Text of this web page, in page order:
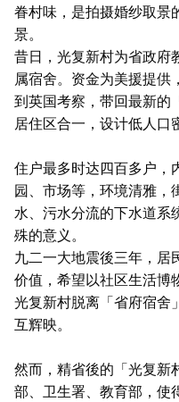
眷村味，是拍摄婚纱取景
景。
昔日，光复新村为省政府
属宿舍。资金为美援提
到英国考察，带回最新的
居住区合一，设计低人口
住户最多时达四百多户，
园、市场等，环境清雅，
水、污水分流的下水道系
殊的意义。
九二一大地震後三年，居
价值，希望以社区生活博
光复新村脱离「省府宿舍
互辉映。
然而，精省後的「光复新
部、卫生署、教育部，使